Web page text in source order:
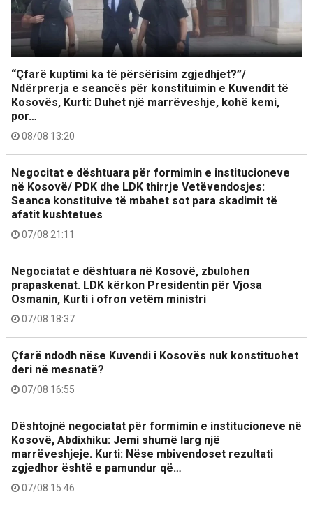
“Çfarë kuptimi ka të përsërisim zgjedhjet?”/
Ndërprerja e seancës për konstituimin e Kuvendit të
Kosovës, Kurti: Duhet një marrëveshje, kohë kemi,
por…
08/08 13:20
Negocitat e dështuara për formimin e institucioneve
në Kosovë/ PDK dhe LDK thirrje Vetëvendosjes:
Seanca konstituive të mbahet sot para skadimit të
afatit kushtetues
07/08 21:11
Negociatat e dështuara në Kosovë, zbulohen
prapaskenat. LDK kërkon Presidentin për Vjosa
Osmanin, Kurti i ofron vetëm ministri
07/08 18:37
Çfarë ndodh nëse Kuvendi i Kosovës nuk konstituohet
deri në mesnatë?
07/08 16:55
Dështojnë negociatat për formimin e institucioneve në
Kosovë, Abdixhiku: Jemi shumë larg një
marrëveshjeje. Kurti: Nëse mbivendoset rezultati
zgjedhor është e pamundur që…
07/08 15:46